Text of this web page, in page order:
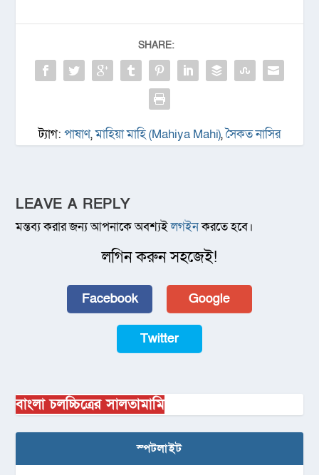
SHARE:
ট্যাগ: পাষাণ,মাহিয়া মাহি (Mahiya Mahi),সৈকত নাসির
LEAVE A REPLY
মন্তব্য করার জন্য আপনাকে অবশ্যইলগইনকরতে হবে।
লগিন করুন সহজেই!
Facebook Google
Twitter
বাংলা চলচ্চিত্রের সালতামামি
স্পটলাইট